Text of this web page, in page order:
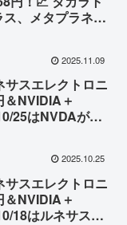
、メタプラネッ
2025.11.09
サスエレクトロニ
NVIDIA＋
25はNVDAがじ
2025.10.25
サスエレクトロニ
NVIDIA＋
18はルネサスが